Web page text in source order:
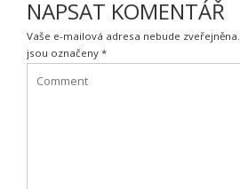
NAPSAT KOMENTÁŘ
Vaše e-mailová adresa nebude zveřejněna.
jsou označeny *